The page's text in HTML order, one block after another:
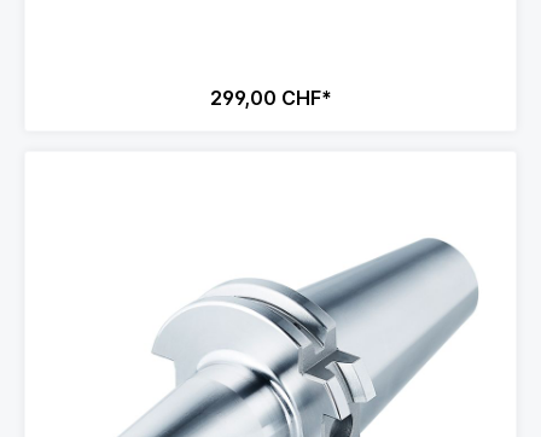
299,00 CHF*